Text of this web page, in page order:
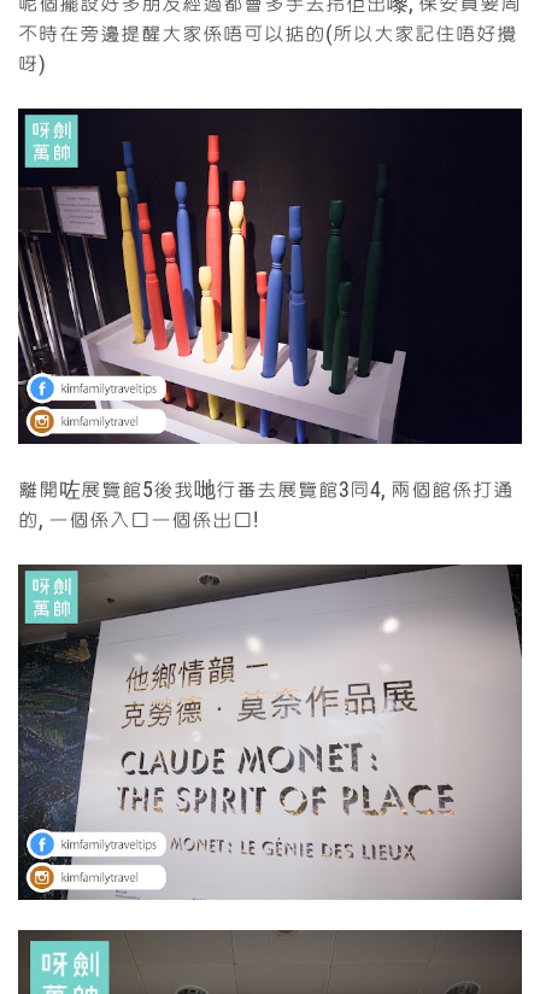
不時在旁邊提醒大家係唔可以掂的(所以大家記住唔好攪
呀)
離開咗展覽館5後我哋行番去展覽館3同4, 兩個館係打通
的, 一個係入口一個係出口!